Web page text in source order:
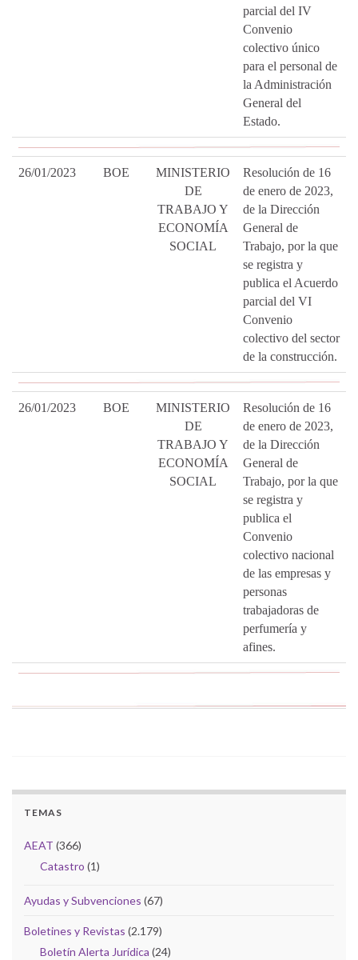
parcial del IV
Convenio
colectivo único
para el personal de
la Administración
General del
Estado.
26/01/2023 BOE
MINISTERIO
DE
TRABAJO Y
ECONOMÍA
SOCIAL
Resolución de 16
de enero de 2023,
de la Dirección
General de
Trabajo, por la que
se registra y
publica el Acuerdo
parcial del VI
Convenio
colectivo del sector
de la construcción.
26/01/2023 BOE
MINISTERIO
DE
TRABAJO Y
ECONOMÍA
SOCIAL
Resolución de 16
de enero de 2023,
de la Dirección
General de
Trabajo, por la que
se registra y
publica el
Convenio
colectivo nacional
de las empresas y
personas
trabajadoras de
perfumería y
afines.
TEMAS
AEAT (366)
Catastro (1)
Ayudas y Subvenciones (67)
Boletines y Revistas (2.179)
Boletín Alerta Jurídica (24)